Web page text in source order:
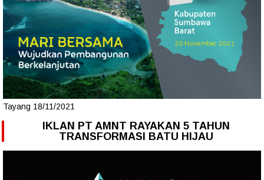
Tayang 18/11/2021
IKLAN PT AMNT RAYAKAN 5 TAHUN
TRANSFORMASI BATU HIJAU